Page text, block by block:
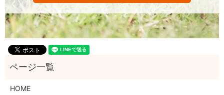
HOME